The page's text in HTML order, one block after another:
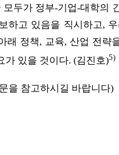
모두가 정부-기업-대학의
하고 있음을 직시하고, 우
래 정책, 교육, 산업 전략
가 있을 것이다. (김진호)5)
을 참고하시길 바랍니다)